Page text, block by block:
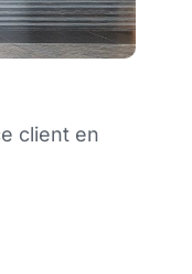
client en